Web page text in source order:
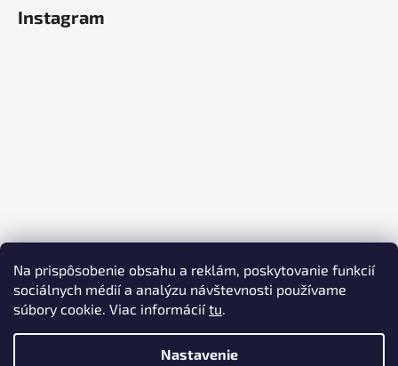
Na prispôsobenie obsahu a reklám, poskytovanie funkcií
sociálnych médií a analýzu návštevnosti používame
súbory cookie. Viac informáciítu.
Nastavenie
Instagram
Sledovať na Instagrame
www.compoacc.com